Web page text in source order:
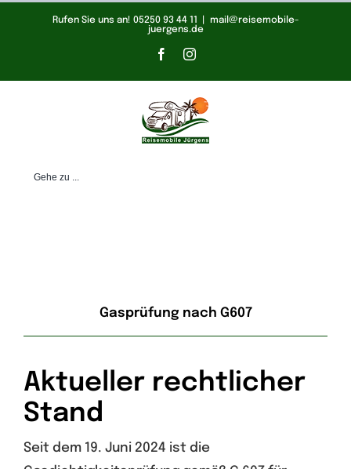
Rufen Sie uns an! 05250 93 44 11
mail@reisemobile-
juergens.de
FacebookInstagram
Gehe zu ...
Gasprüfung nach G607
Aktueller rechtlicher
Stand
Seit dem 19. Juni 2024 ist die